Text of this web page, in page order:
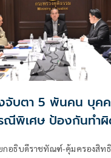
จับตา 5 พันคน บุคค
ณีพิเศษ ป้องกันทำผิ
ยกอธิบดีราชทัณฑ์-คุ้มครองสิท